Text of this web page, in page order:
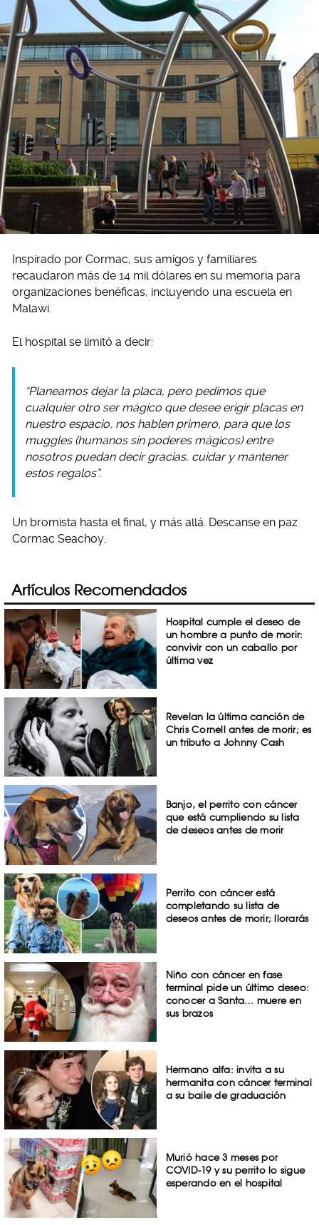
Inspirado por Cormac, sus amigos y familiares
recaudaron más de 14 mil dólares en su memoria para
organizaciones benéficas, incluyendo una escuela en
Malawi.
El hospital se limitó a decir:
“Planeamos dejar la placa, pero pedimos que
cualquier otro ser mágico que desee erigir placas en
nuestro espacio, nos hablen primero, para que los
muggles (humanos sin poderes mágicos) entre
nosotros puedan decir gracias, cuidar y mantener
estos regalos”.
Un bromista hasta el final, y más allá. Descanse en paz
Cormac Seachoy.
Artículos Recomendados
Hospital cumple el deseo de
un hombre a punto de morir:
convivir con un caballo por
última vez
Revelan la última canción de
Chris Cornell antes de morir; es
un tributo a Johnny Cash
Banjo, el perrito con cáncer
que está cumpliendo su lista
de deseos antes de morir
Perrito con cáncer está
completando su lista de
deseos antes de morir; llorarás
Niño con cáncer en fase
terminal pide un último deseo:
conocer a Santa… muere en
sus brazos
Hermano alfa: invita a su
hermanita con cáncer terminal
a su baile de graduación
Murió hace 3 meses por
COVID-19 y su perrito lo sigue
esperando en el hospital